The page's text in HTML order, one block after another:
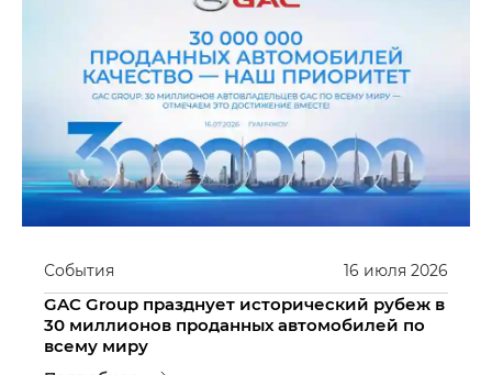
16 июля 2026
События
GAC Group празднует исторический рубеж в
30 миллионов проданных автомобилей по
всему миру